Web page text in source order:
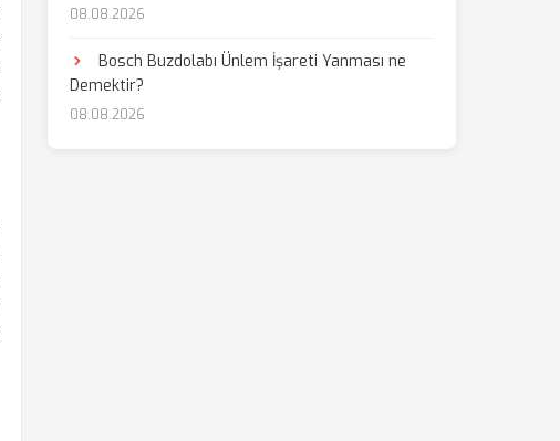
08.08.2026
Bosch Buzdolabı Ünlem İşareti Yanması ne
Demektir?
08.08.2026